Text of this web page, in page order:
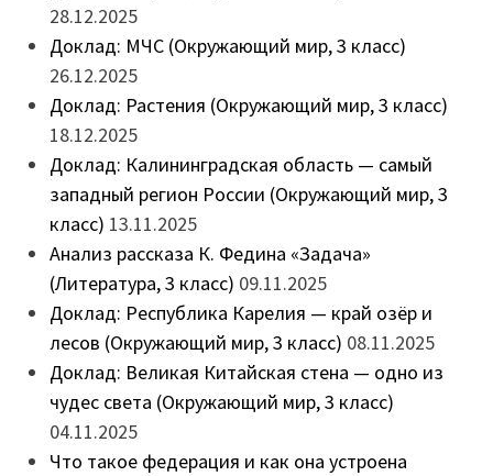
28.12.2025
Доклад: МЧС (Окружающий мир, 3 класс)
26.12.2025
Доклад: Растения (Окружающий мир, 3 класс)
18.12.2025
Доклад: Калининградская область — самый
западный регион России (Окружающий мир, 3
класс) 13.11.2025
Анализ рассказа К. Федина «Задача»
(Литература, 3 класс) 09.11.2025
Доклад: Республика Карелия — край озёр и
лесов (Окружающий мир, 3 класс) 08.11.2025
Доклад: Великая Китайская стена — одно из
чудес света (Окружающий мир, 3 класс)
04.11.2025
Что такое федерация и как она устроена